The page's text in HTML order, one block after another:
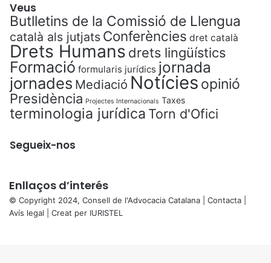
Veus
Butlletins de la Comissió de Llengua
català als jutjats Conferències dret català
Drets Humans drets lingüístics
Formació formularis jurídics jornada
jornades Mediació Notícies opinió
Presidència Projectes Internacionals Taxes
terminologia jurídica Torn d'Ofici
Segueix-nos
Enllaços d’interés
© Copyright 2024, Consell de l'Advocacia Catalana | Contacta
Avís legal | Creat per IURISTEL